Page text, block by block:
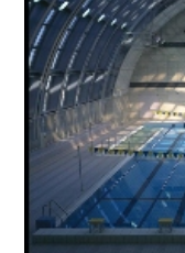
北海道
宮城県
25mプール
幼児用プール